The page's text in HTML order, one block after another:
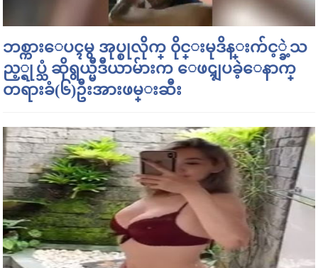
ဘစ္ကားေပၚမွ အုပ္စုလိုက္ ၀ိုင္းမုဒိန္းက်င့္ခဲ့သ
ည့္ရုပ္သံ ဆိုရွယ္မီဒီယာမ်ားက ေဖၚျပခဲ့ေနာက္
တရားခံ(၆)ဦးအားဖမ္းဆီး